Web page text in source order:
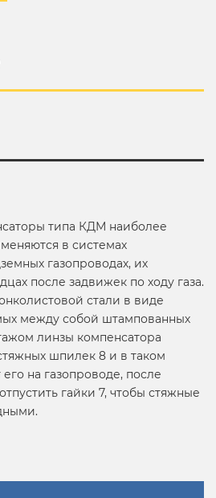
типа КДМ наиболее
в системах
газопроводах, их
после задвижек по ходу газа.
стали в виде
между собой штампованных
линзы компенсатора
шпилек 8 и в таком
на газопроводе, после
гайки 7, чтобы стяжные